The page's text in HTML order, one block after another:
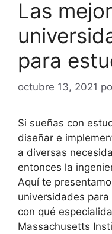
Las
para
octubre 13, 2021
Si sueñas con
diseñar e
a diversas
entonces la
Aquí te
universidades
con qué
Massachusetts